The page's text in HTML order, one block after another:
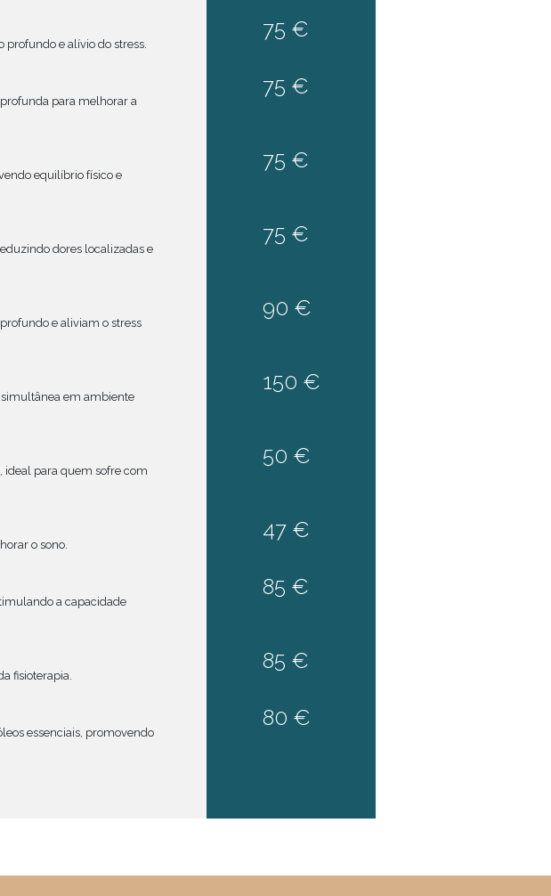
e alívio do stress.
75 €
para melhorar a
75 €
equilíbrio físicoe
75 €
dores localizadas e
75 €
e aliviam o stress
90 €
em ambiente
150 €
ideal para quem sofre com
50 €
o sono.
47 €
a capacidade
85 €
fisioterapia.
85 €
essenciais, promovendo
80 €